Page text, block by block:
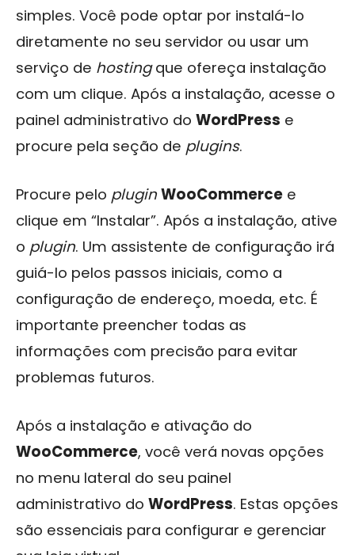
simples. Você pode optar por instalá-lo
diretamente no seu servidor ou usar um
serviço de hostingque ofereça instalação
com um clique. Após a instalação, acesse o
painel administrativo do WordPress e
procure pela seção de plugins.
Procure pelo plugin WooCommerce e
clique em “Instalar”. Após a instalação, ative
o plugin. Um assistente de configuração irá
guiá-lo pelos passos iniciais, como a
configuração de endereço, moeda, etc. É
importante preencher todas as
informações com precisão para evitar
problemas futuros.
Após a instalação e ativação do
WooCommerce, você verá novas opções
no menu lateral do seu painel
administrativo do WordPress. Estas opções
são essenciais para configurar e gerenciar